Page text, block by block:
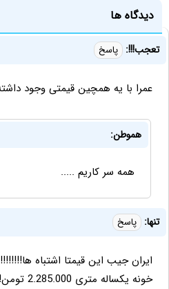
دیدگاه ها
تعجب!!!: پاسخ
عمرا با یه همچین قیمتی وجود
هموطن:
همه سر کاریم .....
تنها: پاسخ
ایران جیب این قیمتا اشتباه
خونه یکساله متری 2.285.000 تومن!!!!!!!!!!!!!!!!!!!!!!